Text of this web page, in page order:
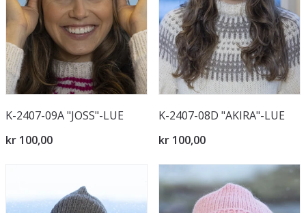
K-2407-09A "JOSS"-LUE
kr 100,00
K-2407-08D "AKIRA"-LUE
kr 100,00